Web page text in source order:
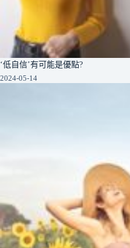
‘低自信’有可能是優點?
2024-05-14